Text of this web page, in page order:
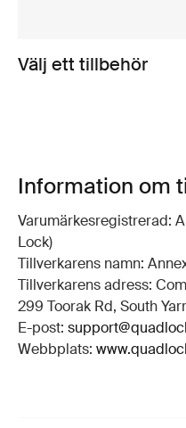
Välj ett tillbehör
Information om
Varumärkesregistrerad:
Lock)
Tillverkarens namn:
Tillverkarens adress:
299 Toorak Rd, South
E-post:
Webbplats: